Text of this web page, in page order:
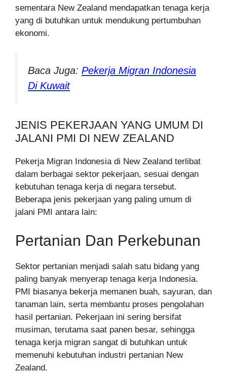
sementara New Zealand mendapatkan tenaga kerja
yang di butuhkan untuk mendukung pertumbuhan
ekonomi.
Baca Juga: Pekerja Migran Indonesia
Di Kuwait
JENIS PEKERJAAN YANG UMUM DI
JALANI PMI DI NEW ZEALAND
Pekerja Migran Indonesia di New Zealand terlibat
dalam berbagai sektor pekerjaan, sesuai dengan
kebutuhan tenaga kerja di negara tersebut.
Beberapa jenis pekerjaan yang paling umum di
jalani PMI antara lain:
Pertanian Dan Perkebunan
Sektor pertanian menjadi salah satu bidang yang
paling banyak menyerap tenaga kerja Indonesia.
PMI biasanya bekerja memanen buah, sayuran, dan
tanaman lain, serta membantu proses pengolahan
hasil pertanian. Pekerjaan ini sering bersifat
musiman, terutama saat panen besar, sehingga
tenaga kerja migran sangat di butuhkan untuk
memenuhi kebutuhan industri pertanian New
Zealand.